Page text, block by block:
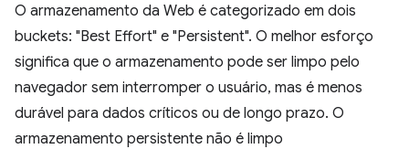
O armazenamento da Web é categorizado em dois
buckets: "Best Effort" e "Persistent". O melhor esforço
significa que o armazenamento pode ser limpo pelo
navegador sem interromper o usuário, mas é menos
durável para dados críticos ou de longo prazo. O
armazenamento persistente não é limpo